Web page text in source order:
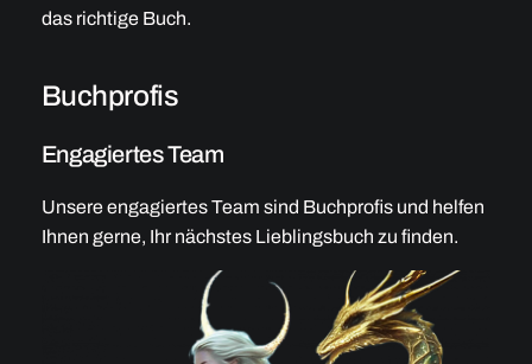
das richtige Buch.
Buchprofis
Engagiertes Team
Unsere engagiertes Team sind Buchprofis und helfen
Ihnen gerne, Ihr nächstes Lieblingsbuch zu finden.